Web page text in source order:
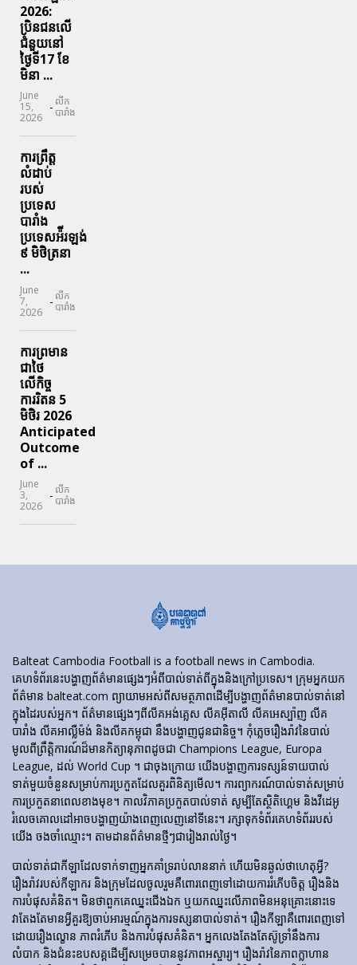
2026:
ប្រិនជនលើ
ជំនួយនៅ
ថ្ងៃទី17 ខែ
មិនា ...
June
15,
2026
- លីក
បារាំង
ការព្រឹត្ត
លំដាប់
របស់
ប្រទេស
បារាំង
ប្រទេសអ៉ីរឡង់
៩ មិថិត្រនា
...
June
7,
2026
- លីក
បារាំង
ការព្រមាន
ជាថៃ
លើកិច្ច
ការរិតន 5
មិថិរ 2026
Anticipated
Outcome
of ...
June
3,
2026
- លីក
បារាំង
Balteat Cambodia Football is a football news in Cambodia.
គេហទំព័រ​នេះ​បង្ហាញ​ព័ត៌មាន​ផ្សេងៗ​អំពី​បាល់ទាត់​ពី​ក្នុង​និង​ក្រៅ​ប្រទេស។ ក្រុមអ្នកយក
ព័ត៌មាន balteat.com ព្យាយាមអស់ពីសមត្ថភាពដើម្បីបង្ហាញព័ត៌មានបាល់ទាត់នៅ
ក្នុងដៃរបស់អ្នក។ ព័ត៌មានផ្សេងៗពីលីគអង់គ្លេស លីគអ៊ីតាលី លីគអេស្ប៉ាញ លីគ
បារាំង លីគអាល្លឺម៉ង់ និងលីគកម្ពុជា នឹងបង្ហាញជូនជានិច្ច។ កុំភ្លេចរឿងរ៉ាវនៃបាល់
មូលពីព្រឹត្តិការណ៍ដ៏មានកិត្យានុភាពដូចជា Champions League, Europa
League, ដល់ World Cup ។ ជាចុងក្រោយ យើងបង្ហាញការទស្សន៍ទាយបាល់
ទាត់មួយចំនួនសម្រាប់ការប្រកួតដែលគួរពិនិត្យមើល។ ការព្យាករណ៍បាល់ទាត់សម្រាប់
ការប្រកួតនាពេលខាងមុខ។ កាលវិភាគប្រកួតបាល់ទាត់ សូម្បីតែស្ថិតិហ្គេម និងវីដេអូ
រំលេចគោលដៅអាចបង្ហាញយ៉ាងពេញលេញនៅទីនេះ។ រក្សាទុកទំព័រគេហទំព័ររបស់
យើង ចងចាំឈ្មោះ។ តាមដានព័ត៌មានថ្មីៗជារៀងរាល់ថ្ងៃ។
បាល់ទាត់​ជា​កីឡា​ដែល​ទាក់​ទាញ​អ្នក​គាំទ្រ​រាប់​លាន​នាក់ ហើយ​មិន​ឆ្ងល់​ថា​ហេតុអ្វី?
រឿងរ៉ាវ​របស់​កីឡាករ និង​ក្រុម​ដែល​ចូលរួម​គឺ​ពោរពេញ​ទៅ​ដោយ​ការ​រំភើប​ចិត្ត រឿង​និង​
ការ​បំផុស​គំនិត។ មិនថាពួកគេឈ្នះជើងឯក ឬយកឈ្នះលើភាពមិនអនុគ្រោះនោះទេ
វាតែងតែមានអ្វីគួរឱ្យចាប់អារម្មណ៍ក្នុងការទស្សនាបាល់ទាត់។ រឿង​កីឡា​គឺ​ពោរពេញ​ទៅ​
ដោយ​រឿង​ល្ខោន ភាព​រំភើប និង​ការ​បំផុស​គំនិត។ អ្នកលេងតែងតែស៊ូទ្រាំនឹងការ
លំបាក និងជំនះឧបសគ្គដើម្បីសម្រេចបាននូវភាពអស្ចារ្យ។ រឿងរ៉ាវនៃភាពក្លាហាន